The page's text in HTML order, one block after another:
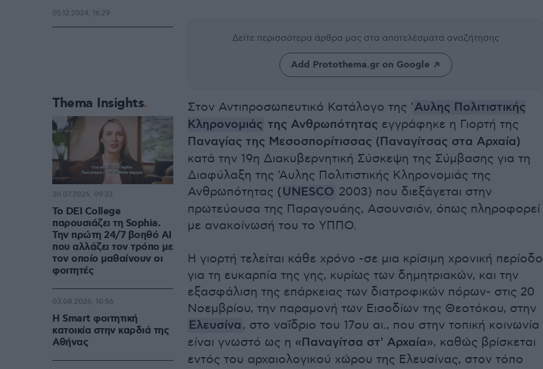
Δείτε περισσότερα άρθρα μας στα αποτελέσματα αναζήτησης
Add Protothema.gr on Google
Στον Αντιπροσωπευτικό Κατάλογο της 'Αυλης Πολιτιστικής
Κληρονομιάς της Ανθρωπότητας εγγράφηκε η Γιορτή της
Παναγίας της Μεσοσπορίτισσας (Παναγίτσας στα Αρχαία)
κατά την 19η Διακυβερνητική Σύσκεψη της Σύμβασης για τη
Διαφύλαξη της 'Αυλης Πολιτιστικής Κληρονομιάς της
Ανθρωπότητας (UNESCO 2003) που διεξάγεται στην
πρωτεύουσα της Παραγουάης, Ασουνσιόν, όπως πληροφορεί
με ανακοίνωσή του το ΥΠΠΟ.
Η γιορτή τελείται κάθε χρόνο -σε μια κρίσιμη χρονική περίοδο
για τη ευκαρπία της γης, κυρίως των δημητριακών, και την
εξασφάλιση της επάρκειας των διατροφικών πόρων- στις 20
Νοεμβρίου, την παραμονή των Εισοδίων της Θεοτόκου, στην
Ελευσίνα , στο ναΐδριο του 17ου αι., που στην τοπική κοινωνία
είναι γνωστό ως η «Παναγίτσα στ' Αρχαία», καθώς βρίσκεται
εντός του αρχαιολογικού χώρου της Ελευσίνας, στον τόπο
05.12.2024, 16:29
Thema Insights
Το DEI College
παρουσιάζει τη Sophia.
Την πρώτη 24/7 βοηθό AI
που αλλάζει τον τρόπο με
τον οποίο μαθαίνουν οι
φοιτητές
30.07.2026, 09:33
Η Smart φοιτητική
κατοικία στην καρδιά της
Αθήνας
03.08.2026, 10:56